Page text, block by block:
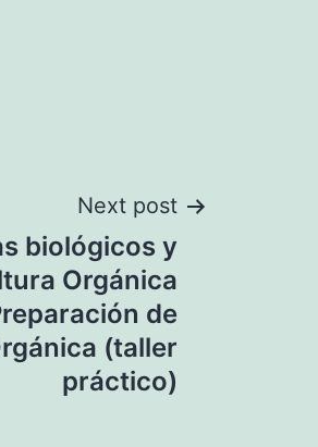
Next post
biológicos y
Orgánica
de
(taller
práctico)